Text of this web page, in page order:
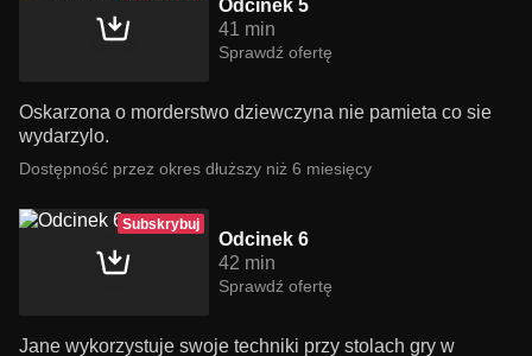
Odcinek 5
41 min
Sprawdź ofertę
Oskarzona o morderstwo dziewczyna nie pamieta co sie
wydarzylo.
Dostępność przez okres dłuższy niż 6 miesięcy
Subskrybuj
Odcinek 6
42 min
Sprawdź ofertę
Jane wykorzystuje swoje techniki przy stolach gry w